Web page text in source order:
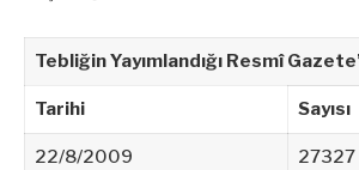
Tebliğin Yayımlandığı Resmî
Tarihi Sayısı
22/8/2009 27327